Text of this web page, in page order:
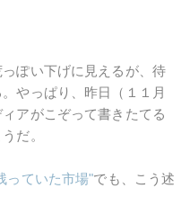
ぽい下げに見えるが、待
やっぱり、昨日（１１月
アがこぞって書きたてる
だ。
っていた市場"でも、こう述